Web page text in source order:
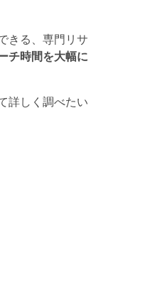
きる、専門リサ
チ時間を大幅に
詳しく調べたい